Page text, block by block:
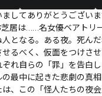
してありがとうござい
居は……名女優ベアト
となる。――ある夜。死
るべく、仮面をつけさ
れ自らの「罪」を告白
最中に起きた悲劇の真
は、この「怪人たちの